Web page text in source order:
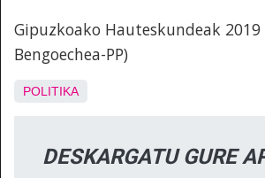
Gipuzkoako Hauteskundeak 2019
Bengoechea-PP)
POLITIKA
DESKARGATU GURE